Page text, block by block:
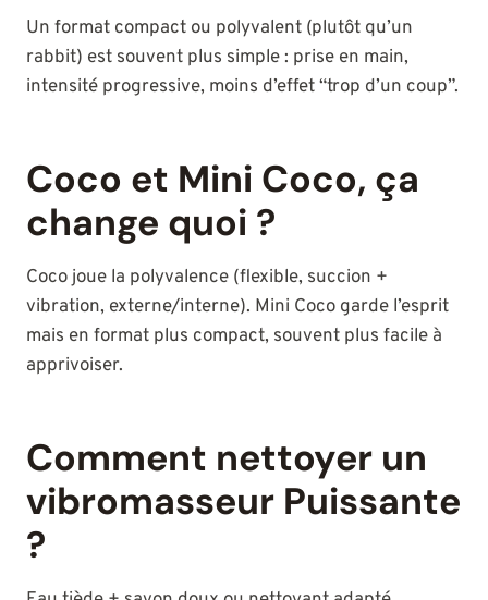
Un format compact ou polyvalent (plutôt qu’un
rabbit) est souvent plus simple : prise en main,
intensité progressive, moins d’effet “trop d’un coup”.
Coco et Mini Coco, ça
change quoi ?
Coco joue la polyvalence (flexible, succion +
vibration, externe/interne). Mini Coco garde l’esprit
mais en format plus compact, souvent plus facile à
apprivoiser.
Comment nettoyer un
vibromasseur Puissante
?